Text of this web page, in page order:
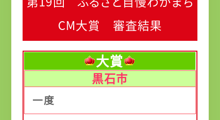
CM大賞 審査結果
大賞
黒石市
一度